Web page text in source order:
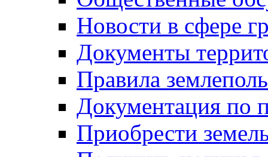
Новости в сфере
Документы
Правила
Документация по
Приобрести